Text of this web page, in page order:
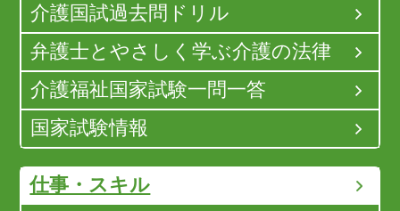
介護国試過去問ドリル
弁護士とやさしく学ぶ介護の法律
介護福祉国家試験一問一答
国家試験情報
仕事・スキル